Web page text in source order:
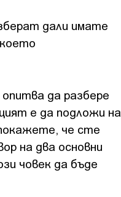
дали имате
да разбере
е да подложи на
че сте
на два основни
човек да бъде